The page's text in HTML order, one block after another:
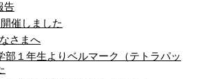
告
催しました
さまへ
部１年生よりベルマーク（テトラパッ